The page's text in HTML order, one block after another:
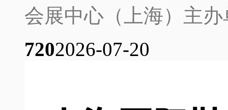
会展中心（上海）主办
7202026-07-20